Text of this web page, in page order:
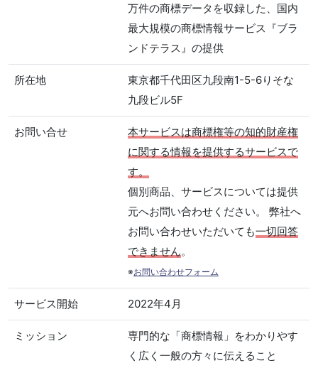
万件の商標データを収録した、国内
最大規模の商標情報サービス『ブラ
ンドテラス』の提供
所在地
東京都千代田区九段南1-5-6りそな
九段ビル5F
お問い合せ
本サービスは商標権等の知的財産権
に関する情報を提供するサービスで
す。
個別商品、サービスについては提供
元へお問い合わせください。 弊社へ
お問い合わせいただいても一切回答
できません。
※お問い合わせフォーム
サービス開始 2022年4月
ミッション
専門的な「商標情報」をわかりやす
く広く一般の方々に伝えること